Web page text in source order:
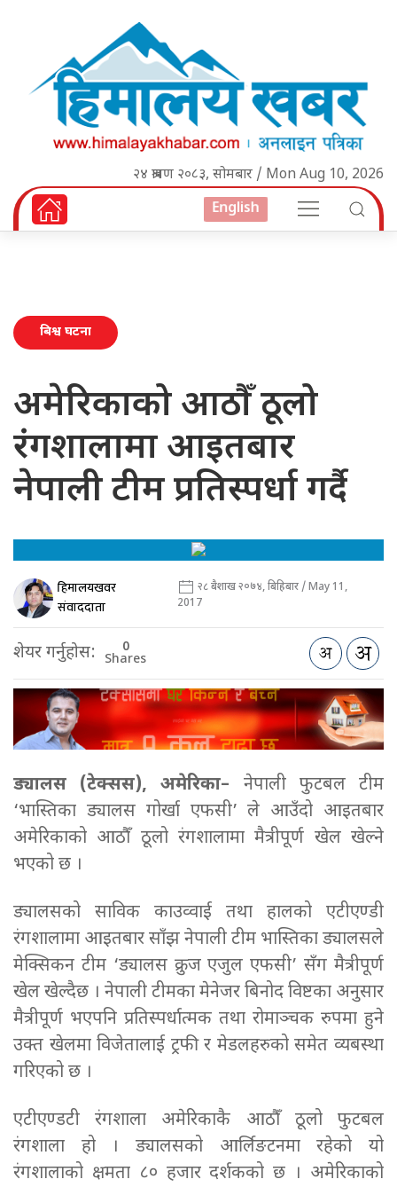
२४ श्रावण २०८३, सोमबार / Mon Aug 10, 2026
English
बिश्व घटना
अमेरिकाको आठौँ ठूलो
रंगशालामा आइतबार
नेपाली टीम प्रतिस्पर्धा गर्दै
हिमालयखवर
संवाददाता
२८ बैशाख २०७४, बिहिबार / May 11,
2017
शेयर गर्नुहोस: 0
Shares
ड्यालस (टेक्सस), अमेरिका– नेपाली फुटबल टीम
‘भास्तिका ड्यालस गोर्खा एफसी’ ले आउँदो आइतबार
अमेरिकाको आठौँ ठूलो रंगशालामा मैत्रीपूर्ण खेल खेल्ने
भएको छ ।
ड्यालसको साविक काउव्वाई तथा हालको एटीएण्डी
रंगशालामा आइतबार साँझ नेपाली टीम भास्तिका ड्यालसले
मेक्सिकन टीम ‘ड्यालस क्रुज एजुल एफसी’ सँग मैत्रीपूर्ण
खेल खेल्दैछ । नेपाली टीमका मेनेजर बिनोद विष्टका अनुसार
मैत्रीपूर्ण भएपनि प्रतिस्पर्धात्मक तथा रोमाञ्चक रुपमा हुने
उक्त खेलमा विजेतालाई ट्रफी र मेडलहरुको समेत व्यबस्था
गरिएको छ ।
एटीएण्डटी रंगशाला अमेरिकाकै आठौँ ठूलो फुटबल
रंगशाला हो । ड्यालसको आर्लिङटनमा रहेको यो
रंगशालाको क्षमता ८० हजार दर्शकको छ । अमेरिकाको